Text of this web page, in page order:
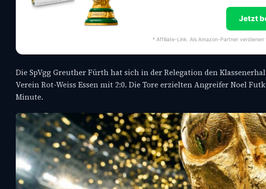
Jetzt
* Affiliate-Link. Als Amazon-Partner
Die SpVgg Greuther Fürth hat sich in der Relegation den
Verein Rot-Weiss Essen mit 2:0. Die Tore erzielten Angreifer Noel
Minute.